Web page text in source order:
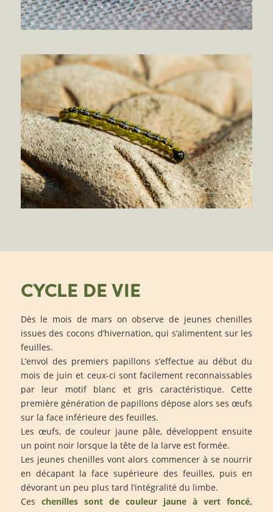
CYCLE DE VIE
Dès le mois de mars on observe de jeunes chenilles
issues des cocons d’hivernation, qui s’alimentent sur les
feuilles.
L’envol des premiers papillons s’effectue au début du
mois de juin et ceux-ci sont facilement reconnaissables
par leur motif blanc et gris caractéristique. Cette
première génération de papillons dépose alors ses œufs
sur la face inférieure des feuilles.
Les œufs, de couleur jaune pâle, développent ensuite
un point noir lorsque la tête de la larve est formée.
Les jeunes chenilles vont alors commencer à se nourrir
en décapant la face supérieure des feuilles, puis en
dévorant un peu plus tard l’intégralité du limbe.
Ces chenilles sont de couleur jaune à vert foncé,